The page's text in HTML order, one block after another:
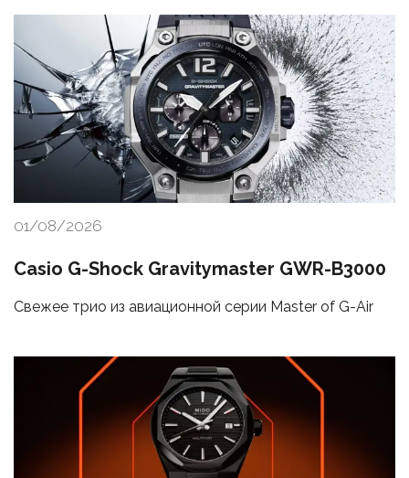
01/08/2026
Casio G-Shock Gravitymaster GWR-B3000
Свежее трио из авиационной серии Master of G-Air